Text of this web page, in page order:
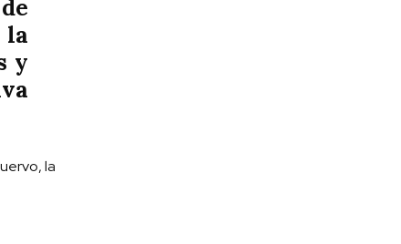
la
y
la